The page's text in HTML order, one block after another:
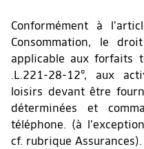
Conformément à
Consommation, le
applicable aux forfaits
.L.221-28-12°, aux
loisirs devant être
déterminées et
téléphone. (à
cf. rubrique Assurances).